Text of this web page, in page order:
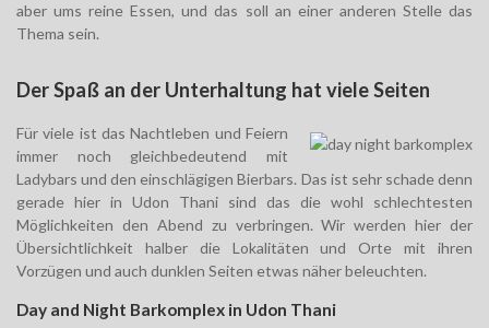
aber ums reine Essen, und das soll an einer anderen Stelle das
Thema sein.
Der Spaß an der Unterhaltung hat viele Seiten
Für viele ist das Nachtleben und Feiern
immer noch gleichbedeutend mit
Ladybars und den einschlägigen Bierbars. Das ist sehr schade denn
gerade hier in Udon Thani sind das die wohl schlechtesten
Möglichkeiten den Abend zu verbringen. Wir werden hier der
Übersichtlichkeit halber die Lokalitäten und Orte mit ihren
Vorzügen und auch dunklen Seiten etwas näher beleuchten.
Day and Night Barkomplex in Udon Thani